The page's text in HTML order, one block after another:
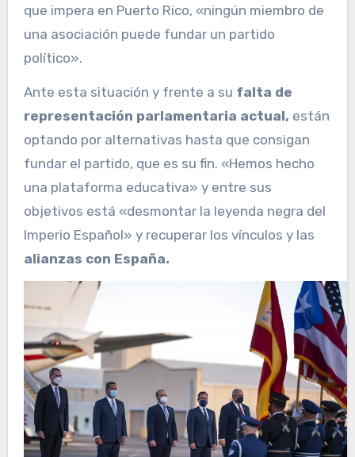
que impera en Puerto Rico, «ningún miembro de
una asociación puede fundar un partido
político».
Ante esta situación y frente a su falta de
representación parlamentaria actual, están
optando por alternativas hasta que consigan
fundar el partido, que es su fin. «Hemos hecho
una plataforma educativa» y entre sus
objetivos está «desmontar la leyenda negra del
Imperio Español» y recuperar los vínculos y las
alianzas con España.